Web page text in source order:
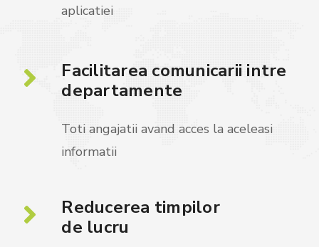
aplicatiei
Facilitarea comunicarii intre
departamente
Toti angajatii avand acces la aceleasi
informatii
Reducerea timpilor
de lucru